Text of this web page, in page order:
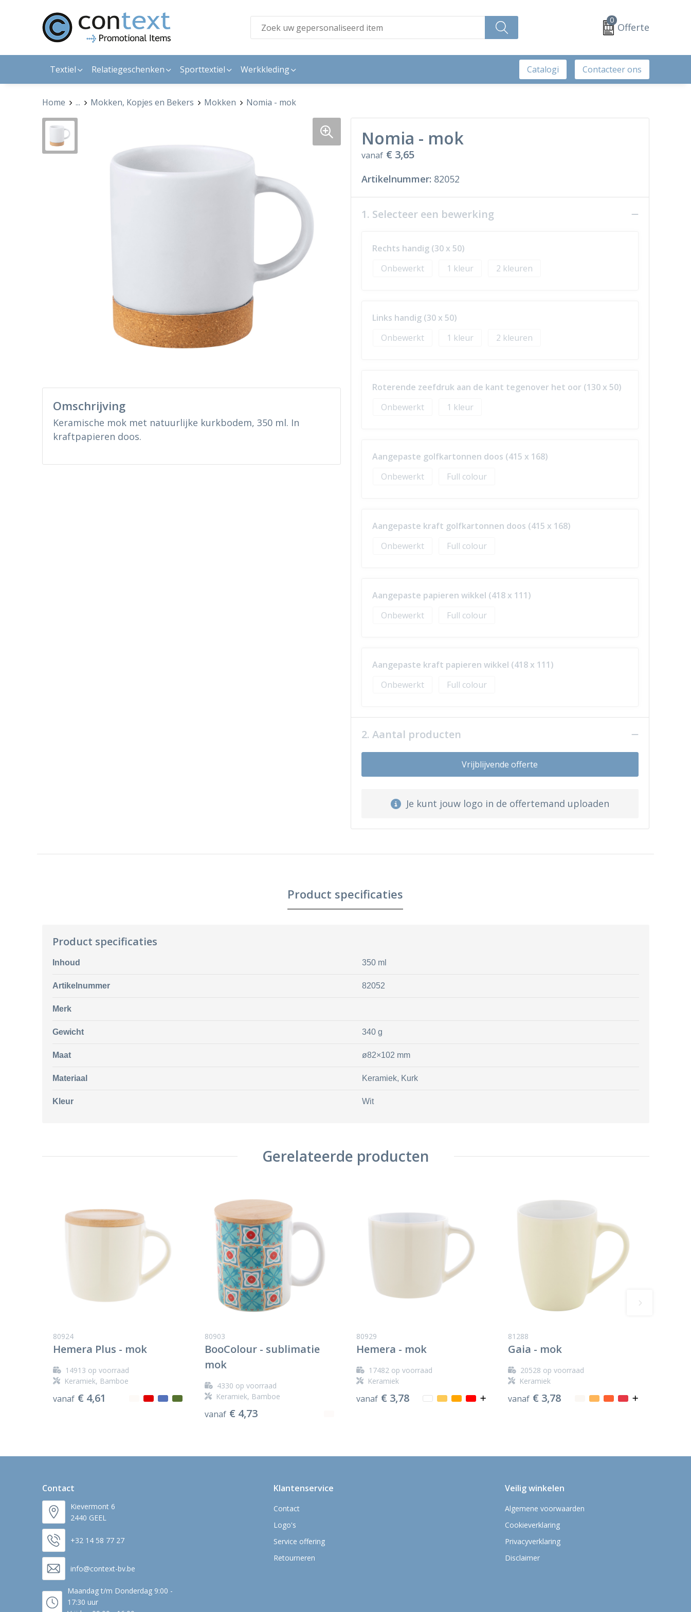
0
Offerte
Textiel Relatiegeschenken Sporttextiel Werkkleding Catalogi Contacteer ons
Home ... Mokken, Kopjes en Bekers Mokken Nomia - mok
Omschrijving
Keramische mok met natuurlijke kurkbodem, 350 ml. In
kraftpapieren doos.
Nomia - mok
vanaf € 3,65
Artikelnummer: 82052
1. Selecteer een bewerking
Rechts handig (30 x 50)
Onbewerkt
1 2
Links handig (30 x 50)
Onbewerkt
1 2
Roterende zeefdruk aan de kant tegenover het oor (130 x 50)
Onbewerkt
1
Aangepaste golfkartonnen doos (415 x 168)
Onbewerkt
Full colour
Aangepaste kraft golfkartonnen doos (415 x 168)
Onbewerkt
Full colour
Aangepaste papieren wikkel (418 x 111)
Onbewerkt
Full colour
Aangepaste kraft papieren wikkel (418 x 111)
Onbewerkt
Full colour
2. Aantal producten
Vrijblijvende offerte
Je kunt jouw logo in de offertemand uploaden
Product specificaties
Product specificaties
Inhoud 350 ml
Artikelnummer 82052
Merk
Gewicht 340 g
Maat ø82×102 mm
Materiaal Keramiek, Kurk
Kleur Wit
Gerelateerde producten
80924
Hemera Plus - mok
14913 op voorraad
Keramiek, Bamboe
vanaf € 4,61
80903
BooColour - sublimatie
mok
4330 op voorraad
Keramiek, Bamboe
vanaf € 4,73
80929
Hemera - mok
17482 op voorraad
Keramiek
vanaf € 3,78
81288
Gaia - mok
20528 op voorraad
Keramiek
vanaf € 3,78
Contact
Kievermont 6
2440 GEEL
+32 14 58 77 27
info@context-bv.be
Maandag t/m Donderdag 9:00 -
17:30 uur
Klantenservice
Contact
Logo's
Service offering
Retourneren
Veilig winkelen
Algemene voorwaarden
Cookieverklaring
Privacyverklaring
Disclaimer